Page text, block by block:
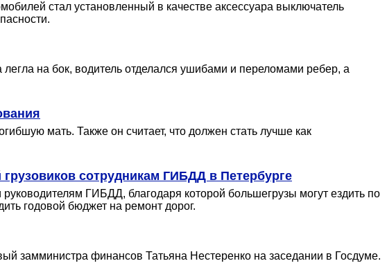
стал установленный в качестве аксессуара выключатель
на бок, водитель отделался ушибами и переломами ребер, а
мать. Также он считает, что должен стать лучше как
сотрудникам ГИБДД в Петербурге
ГИБДД, благодаря которой большегрузы могут ездить по
годовой бюджет на ремонт дорог.
замминистра финансов Татьяна Нестеренко на заседании в Госдуме.